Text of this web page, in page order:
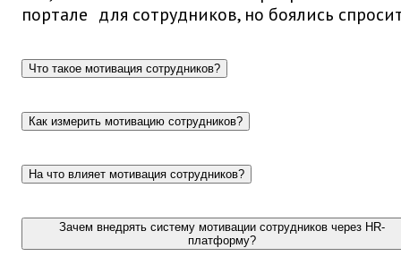
портале для сотрудников, но боялись
Что такое мотивация сотрудников?
Как измерить мотивацию сотрудников?
На что влияет мотивация сотрудников?
Зачем внедрять систему мотивации сотрудников через HR-
платформу?